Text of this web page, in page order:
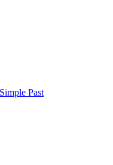
Past